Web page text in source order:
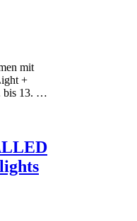
mit
+
bis 13. …